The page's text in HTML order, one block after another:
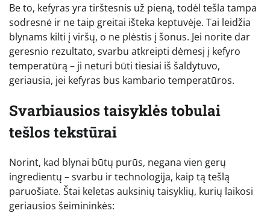
Be to, kefyras yra tirštesnis už pieną, todėl tešla tampa
sodresnė ir ne taip greitai išteka keptuvėje. Tai leidžia
blynams kilti į viršų, o ne plėstis į šonus. Jei norite dar
geresnio rezultato, svarbu atkreipti dėmesį į kefyro
temperatūrą – ji neturi būti tiesiai iš šaldytuvo,
geriausia, jei kefyras bus kambario temperatūros.
Svarbiausios taisyklės tobulai
tešlos tekstūrai
Norint, kad blynai būtų purūs, negana vien gerų
ingredientų – svarbu ir technologija, kaip tą tešlą
paruošiate. Štai keletas auksinių taisyklių, kurių laikosi
geriausios šeimininkės: